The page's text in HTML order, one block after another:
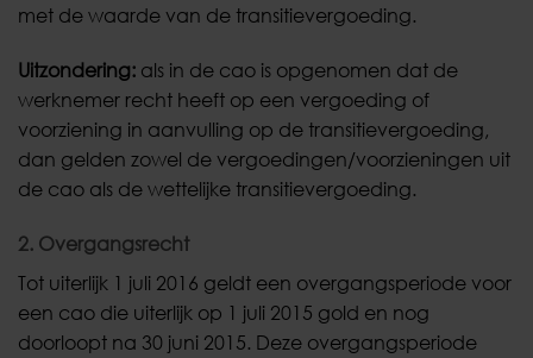
met de waarde van de transitievergoeding.
Uitzondering: als in de cao is opgenomen dat de
werknemer recht heeft op een vergoeding of
voorziening in aanvulling op de transitievergoeding,
dan gelden zowel de vergoedingen/voorzieningen uit
de cao als de wettelijke transitievergoeding.
2. Overgangsrecht
Tot uiterlijk 1 juli 2016 geldt een overgangsperiode voor
een cao die uiterlijk op 1 juli 2015 gold en nog
doorloopt na 30 juni 2015. Deze overgangsperiode